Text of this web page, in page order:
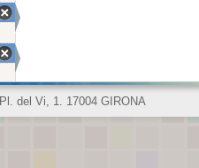
Pl. del Vi, 1. 17004 GIRONA